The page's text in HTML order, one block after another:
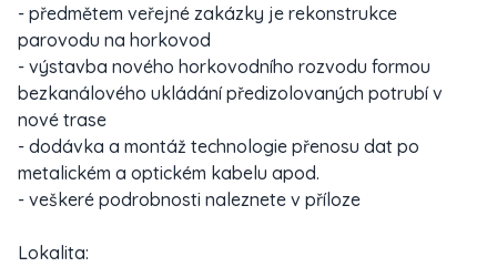
- předmětem veřejné zakázky je rekonstrukce
parovodu na horkovod
- výstavba nového horkovodního rozvodu formou
bezkanálového ukládání předizolovaných potrubí v
nové trase
- dodávka a montáž technologie přenosu dat po
metalickém a optickém kabelu apod.
- veškeré podrobnosti naleznete v příloze
Lokalita: